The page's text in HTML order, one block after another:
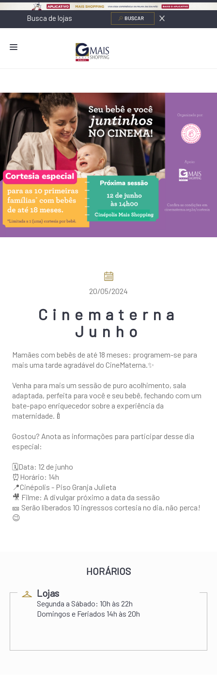
LOJAS
ALIMENTAÇÃO
CONTATO
NOVOS NEGÓCIOS
O SHOPPING
SERVIÇOS
SHOPPINGS DA GAZIT
20/05/2024
Cinematerna
Junho
Mamães com bebês de até 18 meses: programem-se para
mais uma tarde agradável do CineMaterna.✨
Venha para mais um sessão de puro acolhimento, sala
adaptada, perfeita para você e seu bebê, fechando com um
bate-papo enriquecedor sobre a experiência da
maternidade.🍼
Gostou? Anota as informações para participar desse dia
especial:
🗓Data: 12 de junho
⏰Horário: 14h
📍Cinépolis - Piso Granja Julieta
🎥 Filme: A divulgar próximo a data da sessão
🎫 Serão liberados 10 ingressos cortesia no dia, não perca!
😉
HORÁRIOS
Lojas
Segunda a Sábado: 10h às 22h
Domingos e Feriados 14h às 20h